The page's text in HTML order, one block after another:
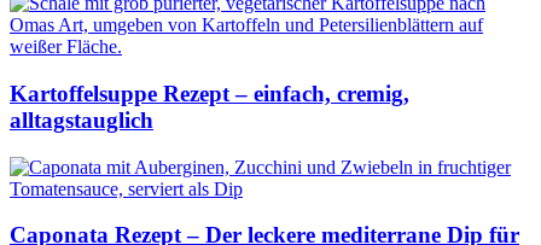
Kartoffelsuppe Rezept – einfach, cremig,
alltagstauglich
Caponata Rezept – Der leckere mediterrane Dip für